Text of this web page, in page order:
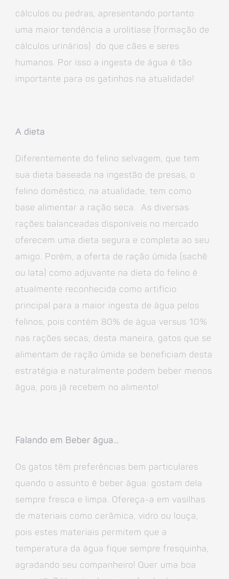
cálculos ou pedras, apresentando portanto
uma maior tendência a urolitíase (formação de
cálculos urinários) do que cães e seres
humanos. Por isso a ingesta de água é tão
importante para os gatinhos na atualidade!
A dieta
Diferentemente do felino selvagem, que tem
sua dieta baseada na ingestão de presas, o
felino doméstico, na atualidade, tem como
base alimentar a ração seca. As diversas
rações balanceadas disponíveis no mercado
oferecem uma dieta segura e completa ao seu
amigo. Porém, a oferta de ração úmida (sachê
ou lata) como adjuvante na dieta do felino é
atualmente reconhecida como artifício
principal para a maior ingesta de água pelos
felinos, pois contém 80% de água versus 10%
nas rações secas; desta maneira, gatos que se
alimentam de ração úmida se beneficiam desta
estratégia e naturalmente podem beber menos
água, pois já recebem no alimento!
Falando em Beber água…
Os gatos têm preferências bem particulares
quando o assunto é beber água: gostam dela
sempre fresca e limpa. Ofereça-a em vasilhas
de materiais como cerâmica, vidro ou louça,
pois estes materiais permitem que a
temperatura da água fique sempre fresquinha,
agradando seu companheiro! Quer uma boa